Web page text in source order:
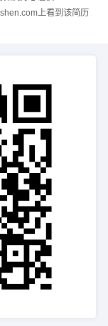
上看到该简历